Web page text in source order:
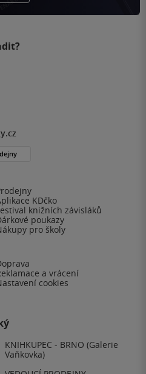
KDčko
knižních závisláků
poukazy
pro školy
a vrácení
cookies
KNIHKUPEC - BRNO (Galerie
Vaňkovka)